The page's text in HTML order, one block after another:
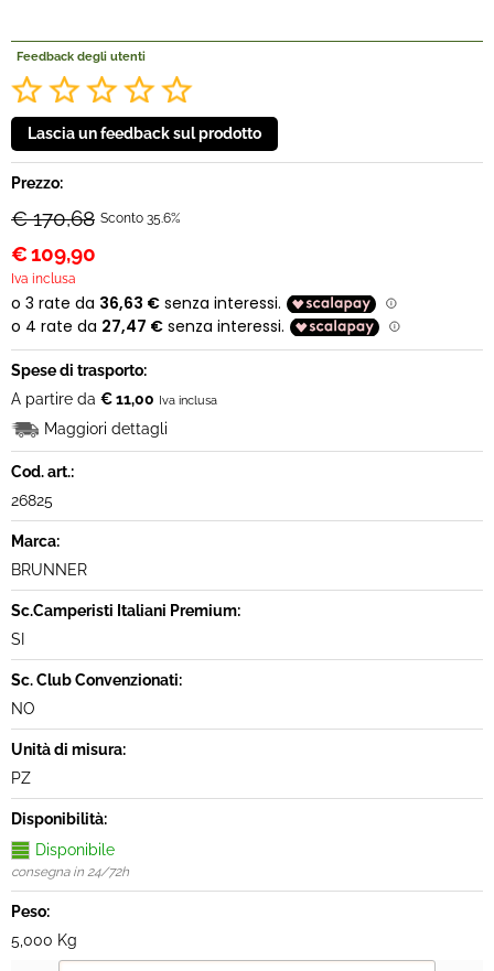
Feedback degli utenti
Prezzo:
€ 170,68 Sconto 35.6%
€109,90
Iva inclusa
Spese di trasporto:
A partire da € 11,00 Iva inclusa
Maggiori dettagli
Cod. art.:
26825
Marca:
BRUNNER
Sc.Camperisti Italiani Premium:
SI
Sc. Club Convenzionati:
NO
Unità di misura:
PZ
Disponibilità:
Disponibile
consegna in 24/72h
Peso:
5,000 Kg